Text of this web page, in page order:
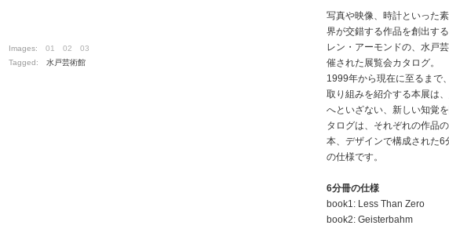
Images: 01 02
03
Tagged: 水戸芸術館
写真や映像、時計といった
界が交錯する作品を創出す
レン・アーモンドの、水戸
催された展覧会カタログ。
1999年から現在に至るまで
取り組みを紹介する本展は
へといざない、新しい知覚
タログは、それぞれの作品
本、デザインで構成された6
の仕様です。
6分冊の仕様
book1: Less Than Zero
book2: Geisterbahm